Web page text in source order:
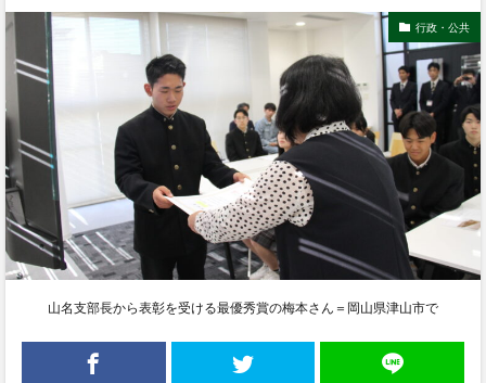
行政・公共
山名支部長から表彰を受ける最優秀賞の梅本さん＝岡山県津山市で